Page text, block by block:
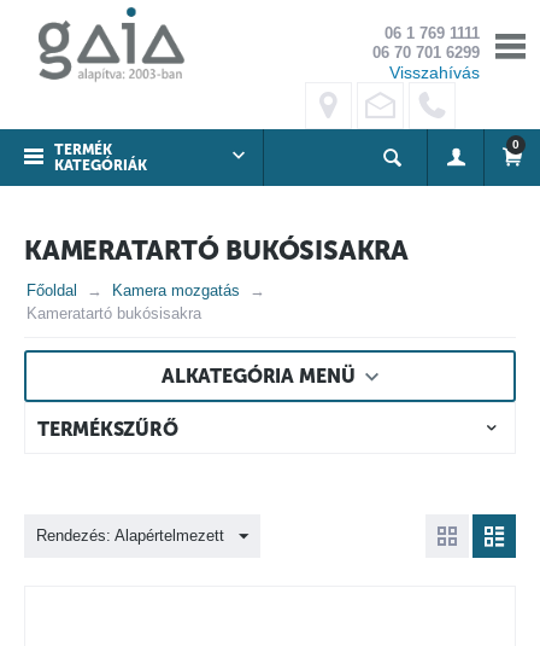
06 1 769 1111
06 70 701 6299
Visszahívás
TERMÉK
KATEGÓRIÁK
0
KAMERATARTÓ BUKÓSISAKRA
Főoldal
Kamera mozgatás
Kameratartó bukósisakra
ALKATEGÓRIA MENÜ
TERMÉKSZŰRŐ
Rendezés: Alapértelmezett